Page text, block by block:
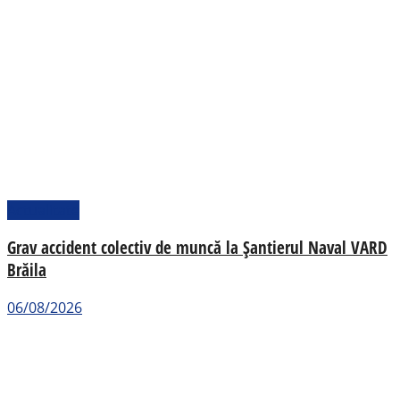
Grav accident colectiv de muncă la Șantierul Naval VARD
Brăila
06/08/2026